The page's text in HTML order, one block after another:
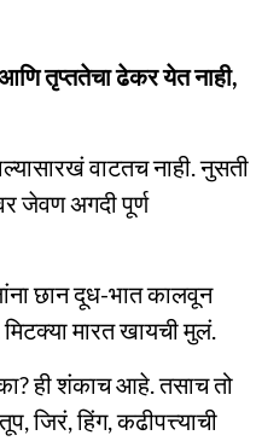
आणि तृप्ततेचा ढेकर येत नाही,
वाटतच नाही. नुसती
जेवण अगदी पूर्ण
छान दूध-भात कालवून
मारत खायची मुलं.
का? ही शंकाच आहे. तसाच तो
जिरं, हिंग, कढीपत्त्याची